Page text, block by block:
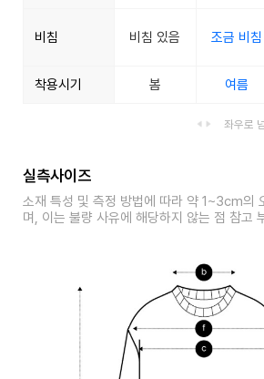
비침 비침 있음 조금 비침
착용시기 봄 여름
좌우로
실측사이즈
소재 특성 및 측정 방법에 따라 약 1~3cm의
며, 이는 불량 사유에 해당하지 않는 점 참고